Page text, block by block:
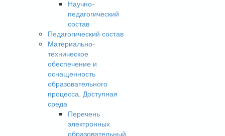
Научно-
педагогический
состав
Педагогический состав
Материально-
техническое
обеспечение и
оснащенность
образовательного
процесса. Доступная
среда
Перечень
электронных
образовательный